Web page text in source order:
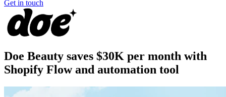
Get in touch
Doe Beauty saves $30K per month with
Shopify Flow and automation tool